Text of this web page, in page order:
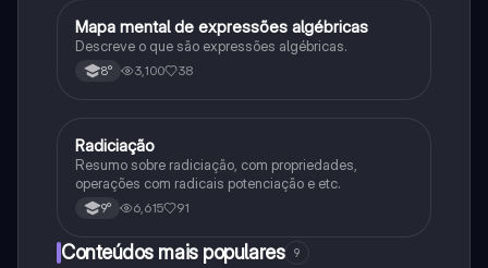
Matematica
Mapa mental de expressões algébricas
Descreve o que são expressões algébricas.
8° 3,100 38
Matematica
Radiciação
Resumo sobre radiciação, com propriedades,
operações com radicais potenciação e etc.
9° 6,615 91
Conteúdos mais populares 9